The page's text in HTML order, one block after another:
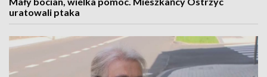
uratowali ptaka